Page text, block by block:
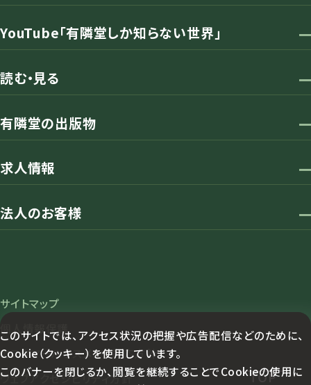
このサイトでは、アクセス状況の把握や広告配信などのために、
Cookie（クッキー）を使用しています。
このバナーを閉じるか、閲覧を継続することでCookieの使用に
YouTube「有隣堂しか知らない世界」
読む・見る
有隣堂の出版物
求人情報
法人のお客様
サイトマップ
個人情報保護
カスタマーハラスメント対応方針
ウェブアクセシビリティ方針
TOP